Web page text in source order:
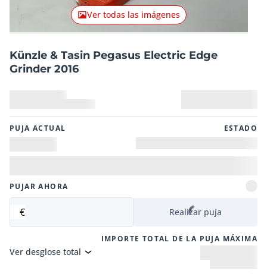
Ver todas las imágenes
Künzle & Tasin Pegasus Electric Edge
Grinder 2016
PUJA ACTUAL ESTADO
PUJAR AHORA
€ Realizar puja
IMPORTE TOTAL DE LA PUJA MÁXIMA
Ver desglose total